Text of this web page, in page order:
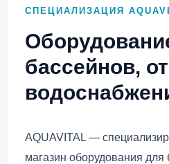
СПЕЦИАЛИЗАЦИЯ
бассейнов,
AQUAVITAL —
магазин оборудования для